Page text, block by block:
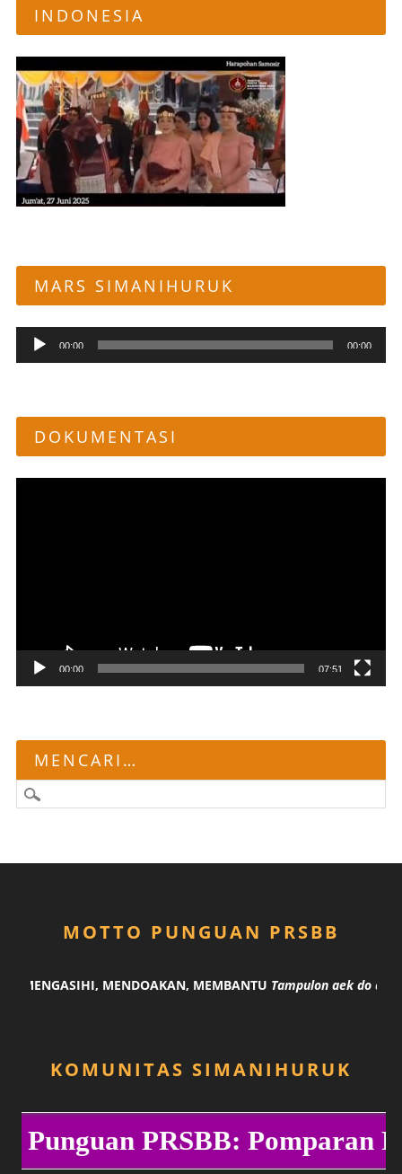
INDONESIA
MARS SIMANIHURUK
Pemutar
Audio
00:00 00:00
DOKUMENTASI
00:00 07:51
MENCARI…
MOTTO PUNGUAN PRSBB
MENGASIHI, MENDOAKAN, MEMBANTUTampulon aek do
KOMUNITAS SIMANIHURUK
Punguan PRSBB: Pomparan Ra